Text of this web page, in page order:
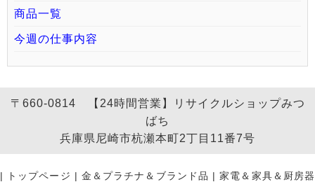
商品一覧
今週の仕事内容
〒660-0814 【24時間営業】リサイクルショップみつ
ばち
兵庫県尼崎市杭瀬本町2丁目11番7号
| トップページ | 金＆プラチナ＆ブランド品 |家電＆家具＆厨房器